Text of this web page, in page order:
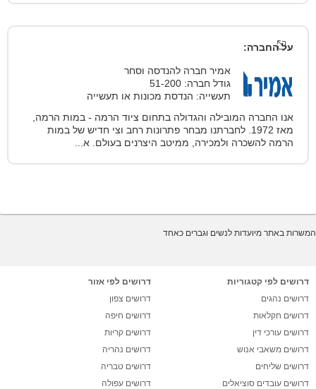
על החברה:
אמיר חברה להנדסה וסחר
גודל חברה: 51-200
תעשייה: הנדסת מכונות או תעשייה
אנו החברה המובילה והגדולה בתחום ציוד הרמה - במות הרמה,
מאז 1972. לחברתנו מבחר פתרונות רחב וצי חדיש של במות
הרמה להשכרה ולמכירה, ממיטב היצרנים בעולם. א...
המשרות באתר מיועדות לנשים וגברים כאחד
דרושים לפי קטגוריות
דרושים נהגים
דרושים חקלאות
דרושים עורכי דין
דרושים משאבי אנוש
דרושים שליחים
דרושים עובדים סוציאלים
דרושים לפי אזור
דרושים צפון
דרושים חיפה
דרושים קריות
דרושים נהריה
דרושים טבריה
דרושים עפולה